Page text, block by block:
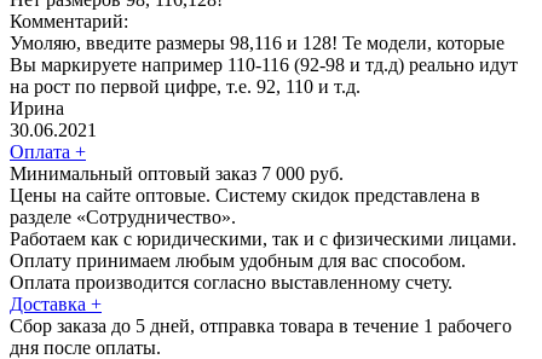
Комментарий:
Умоляю, введите размеры 98,116 и 128! Те модели, которые
Вы маркируете например 110-116 (92-98 и тд.д) реально идут
на рост по первой цифре, т.е. 92, 110 и т.д.
Ирина
30.06.2021
Оплата +
Минимальный оптовый заказ 7 000 руб.
Цены на сайте оптовые. Систему скидок представлена в
разделе «Сотрудничество».
Работаем как с юридическими, так и с физическими лицами.
Оплату принимаем любым удобным для вас способом.
Оплата производится согласно выставленному счету.
Доставка +
Сбор заказа до 5 дней, отправка товара в течение 1 рабочего
дня после оплаты.